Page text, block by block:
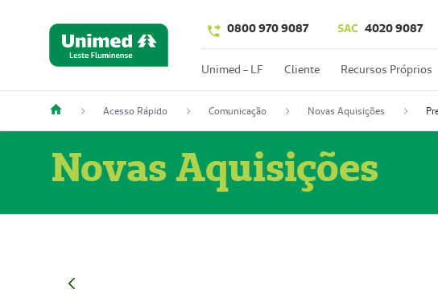
0800 970 9087 SAC 4020 9087
Unimed - LF Cliente Recursos Próprios
Acesso Rápido Comunicação Novas Aquisições
Novas Aquisições